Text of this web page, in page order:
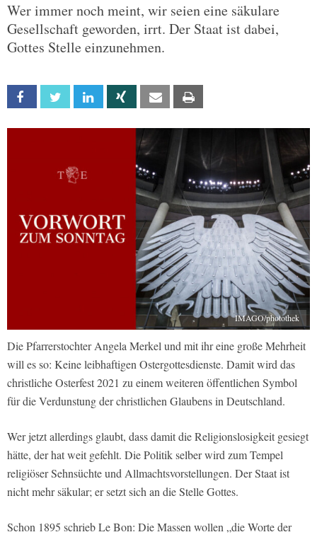
Wer immer noch meint, wir seien eine säkulare
Gesellschaft geworden, irrt. Der Staat ist dabei,
Gottes Stelle einzunehmen.
Facebook Twitter Linkedin Xing Email
IMAGO/photothek
Die Pfarrerstochter Angela Merkel und mit ihr eine große Mehrheit
will es so: Keine leibhaftigen Ostergottesdienste. Damit wird das
christliche Osterfest 2021 zu einem weiteren öffentlichen Symbol
für die Verdunstung der christlichen Glaubens in Deutschland.
Wer jetzt allerdings glaubt, dass damit die Religionslosigkeit gesiegt
hätte, der hat weit gefehlt. Die Politik selber wird zum Tempel
religiöser Sehnsüchte und Allmachtsvorstellungen. Der Staat ist
nicht mehr säkular; er setzt sich an die Stelle Gottes.
Schon 1895 schrieb Le Bon: Die Massen wollen „die Worte der